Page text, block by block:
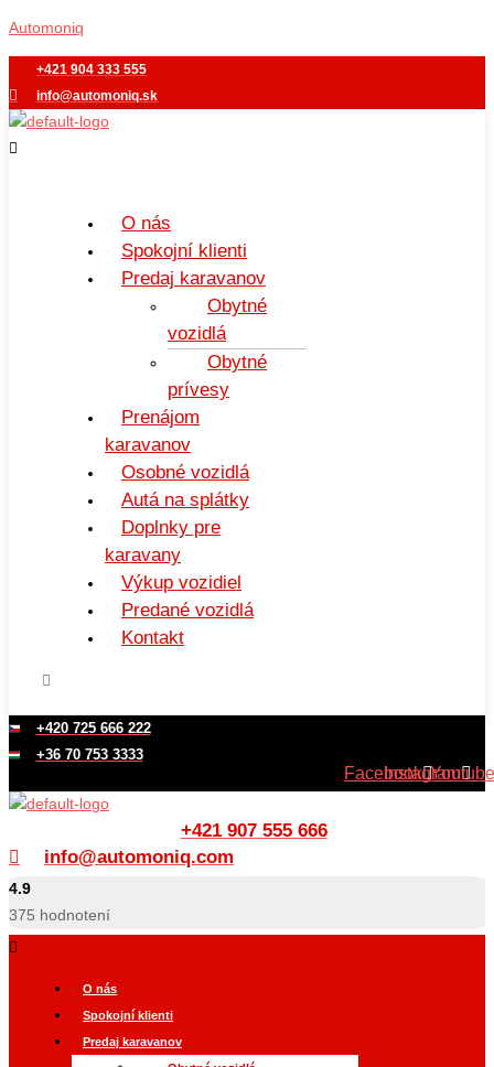
na
obsah
Automoniq
+421 904 333 555
info@automoniq.sk
O nás
Spokojní klienti
Predaj karavanov
Obytné
vozidlá
Obytné
prívesy
Prenájom
karavanov
Osobné vozidlá
Autá na splátky
Doplnky pre
karavany
Výkup vozidiel
Predané vozidlá
Kontakt
+420 725 666 222
+36 70 753 3333
FacebookInstagramYoutube
+421 907 555 666
info@automoniq.com
4.9
375 hodnotení
Menu
O nás
Spokojní klienti
Predaj karavanov